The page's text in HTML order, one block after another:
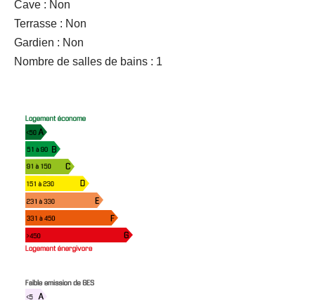
Cave : Non
Terrasse : Non
Gardien : Non
Nombre de salles de bains : 1